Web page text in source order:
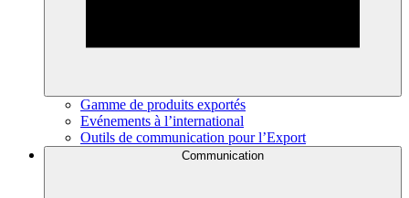
Gamme de produits exportés
Evénements à l’international
Outils de communication pour l’Export
Communication